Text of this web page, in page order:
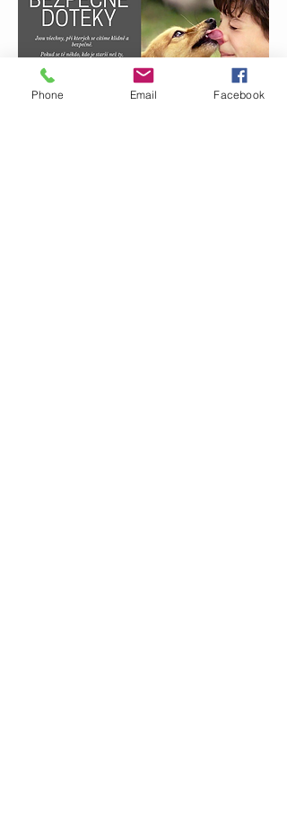
Phone Email Facebook